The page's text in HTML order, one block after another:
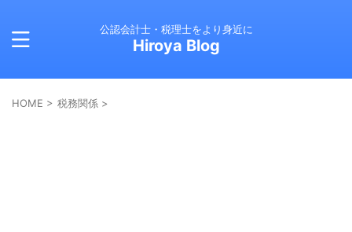
公認会計士・税理士をより身近に
Hiroya Blog
HOME > 税務関係 >